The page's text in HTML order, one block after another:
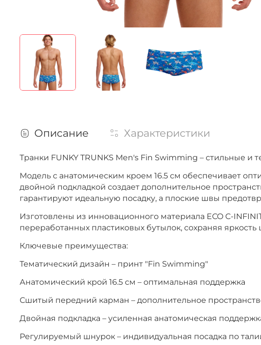
Описание Характеристики
Транки FUNKY TRUNKS Men's Fin Swimming – стильные
Модель с анатомическим кроем 16.5 см обеспечивает
двойной подкладкой создает дополнительное
гарантируют идеальную посадку, а плоские швы
Изготовлены из инновационного материала ECO C-
переработанных пластиковых бутылок, сохраняя
Ключевые преимущества:
Тематический дизайн – принт "Fin Swimming"
Анатомический крой 16.5 см – оптимальная поддержка
Сшитый передний карман – дополнительное
Двойная подкладка – усиленная анатомическая
Регулируемый шнурок – индивидуальная посадка по